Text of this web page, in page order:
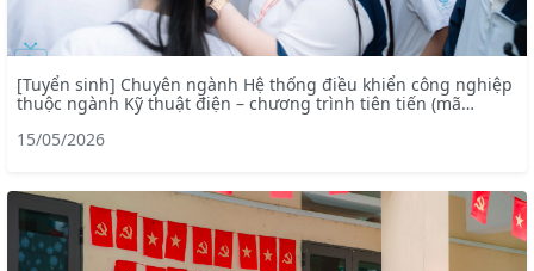
[Tuyển sinh] Chuyên ngành Hệ thống điều khiển công nghiệp
thuộc ngành Kỹ thuật điện – chương trình tiên tiến (mã
ngành: 7905228)
15/05/2026